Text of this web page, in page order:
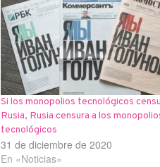
Si los monopolios tecnológicos
Rusia, Rusia censura a los
tecnológicos
31 de diciembre de 2020
En «Noticias»